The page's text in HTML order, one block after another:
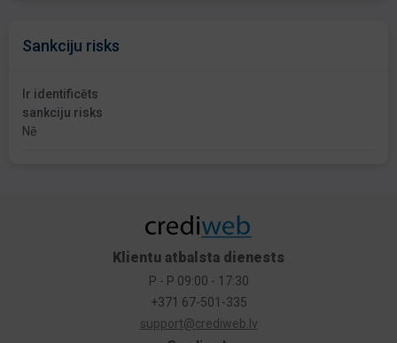
Sankciju risks
Ir identificēts
sankciju risks
Nē
Klientu atbalsta dienests
P - P 09:00 - 17:30
+371 67-501-335
support@crediweb.lv